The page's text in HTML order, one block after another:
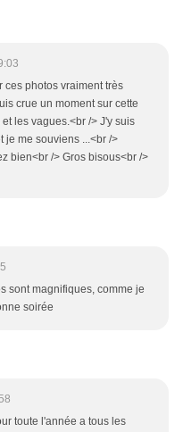
ces photos vraiment très
crue un moment sur cette
les vagues.<br /> J'y suis
je me souviens ...<br />
bien<br /> Gros bisous<br />
sont magnifiques, comme je
soirée
toute l'année a tous les